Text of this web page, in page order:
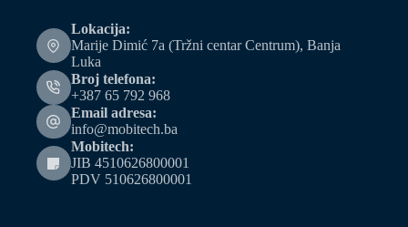
Lokacija:
Marije Dimić 7a (Tržni centar Centrum), Banja
Luka
Broj telefona:
+387 65 792 968
Email adresa:
info@mobitech.ba
Mobitech:
JIB 4510626800001
PDV 510626800001